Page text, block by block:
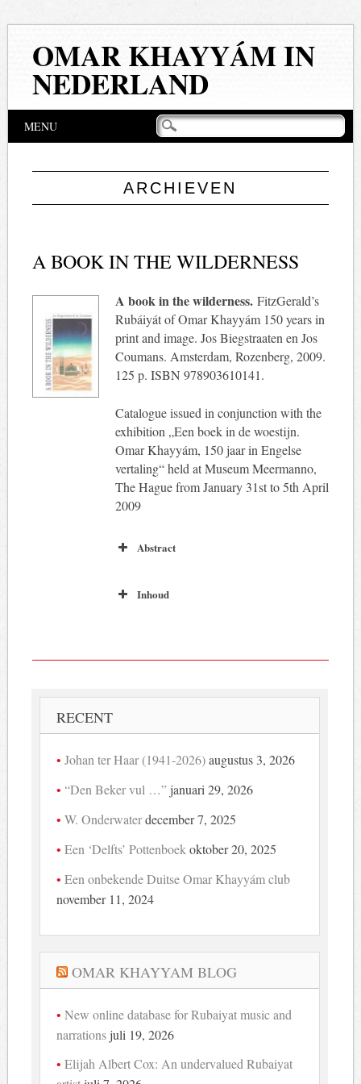
OMAR KHAYYÁM IN
NEDERLAND
Hoofdmenu
springen
MENU
ARCHIEVEN
A BOOK IN THE WILDERNESS
A book in the wilderness. FitzGerald’s
Rubáiyát of Omar Khayyám 150 years in
print and image. Jos Biegstraaten en Jos
Coumans. Amsterdam, Rozenberg, 2009.
125 p. ISBN 978903610141.
Catalogue issued in conjunction with the
exhibition „Een boek in de woestijn.
Omar Khayyám, 150 jaar in Engelse
vertaling“ held at Museum Meermanno,
The Hague from January 31st to 5th April
2009
Abstract
Inhoud
RECENT
Johan ter Haar (1941-2026) augustus 3, 2026
“Den Beker vul …” januari 29, 2026
W. Onderwaterdecember 7, 2025
Een ‘Delfts’ Pottenboek oktober 20, 2025
Een onbekende Duitse Omar Khayyám club
november 11, 2024
OMAR KHAYYAM BLOG
New online database for Rubaiyat music and
narrations juli 19, 2026
Elijah Albert Cox: An undervalued Rubaiyat